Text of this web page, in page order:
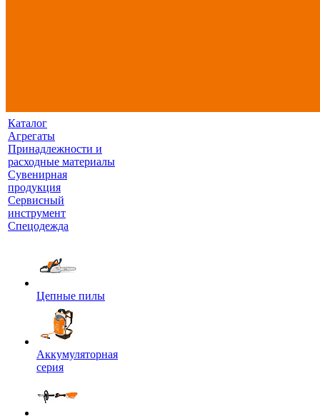
Каталог
Агрегаты
Принадлежности и
расходные материалы
Сувенирная
продукция
Сервисный
инструмент
Спецодежда
Цепные пилы
Аккумуляторная
серия